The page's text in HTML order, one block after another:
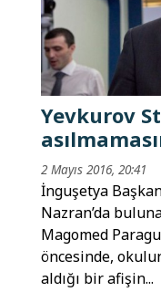
Yevkurov
2 Mayıs 2016, 20:41
İnguşetya
Nazran’da
Magomed
öncesinde,
aldığı bir afişin...